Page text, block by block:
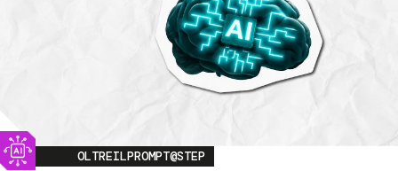
Image
OLTREILPROMPT@STEP